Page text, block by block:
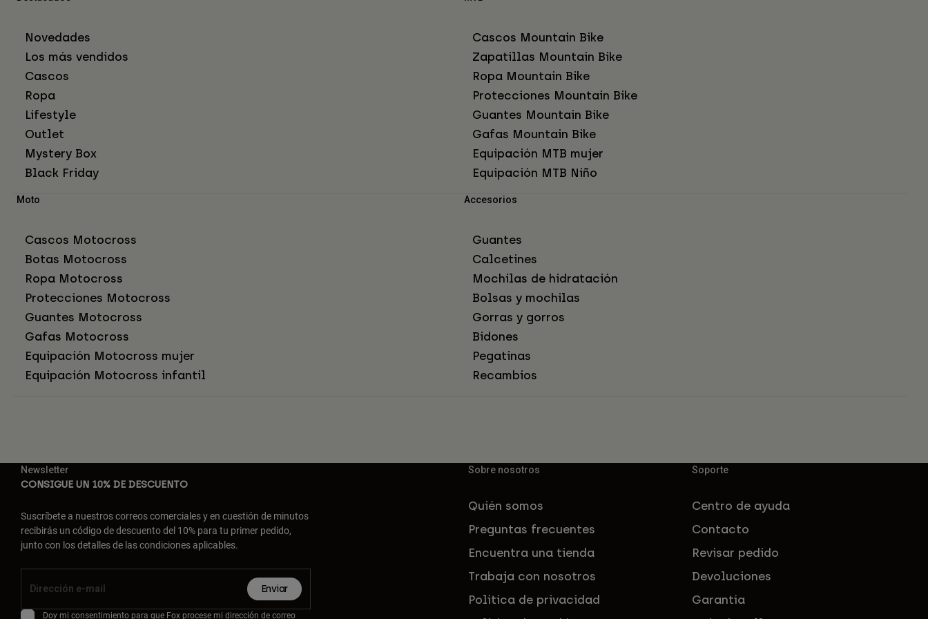
Novedades
Los más vendidos
Cascos
Ropa
Lifestyle
Outlet
Mystery Box
Black Friday
Cascos Mountain Bike
Zapatillas Mountain Bike
Ropa Mountain Bike
Protecciones Mountain Bike
Guantes Mountain Bike
Gafas Mountain Bike
Equipación MTB mujer
Equipación MTB Niño
Moto
Cascos Motocross
Botas Motocross
Ropa Motocross
Protecciones Motocross
Guantes Motocross
Gafas Motocross
Equipación Motocross mujer
Equipación Motocross infantil
Accesorios
Guantes
Calcetines
Mochilas de hidratación
Bolsas y mochilas
Gorras y gorros
Bidones
Pegatinas
Recambios
Newsletter
CONSIGUE UN 10% DE DESCUENTO
Suscríbete a nuestros correos comerciales y en cuestión de minutos
recibirás un código de descuento del 10% para tu primer pedido,
junto con los detalles de las condiciones aplicables.
Enviar
Doy mi consentimiento para que Fox procese mi dirección de correo
Sobre nosotros
Quién somos
Preguntas frecuentes
Encuentra una tienda
Trabaja con nosotros
Política de privacidad
Soporte
Centro de ayuda
Contacto
Revisar pedido
Devoluciones
Garantía